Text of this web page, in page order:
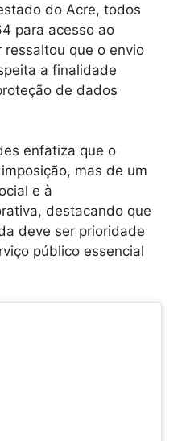
do Acre, todos
para acesso ao
que o envio
a finalidade
de dados
enfatiza que o
mas de um
e à
destacando que
deve ser prioridade
público essencial